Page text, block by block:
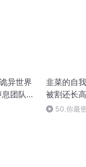
异世界
团队演
试炼
韭菜的自
被割还长高
50.你最